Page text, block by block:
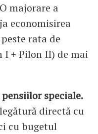
majorare a
economisirea
rata de
I + Pilon II) de mai
speciale.
directă cu
cu bugetul